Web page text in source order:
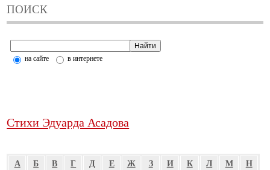
ПОИСК
на сайте в интернете
Стихи Эдуарда Асадова
А Б В Г Д Е Ж З И К Л М
Н